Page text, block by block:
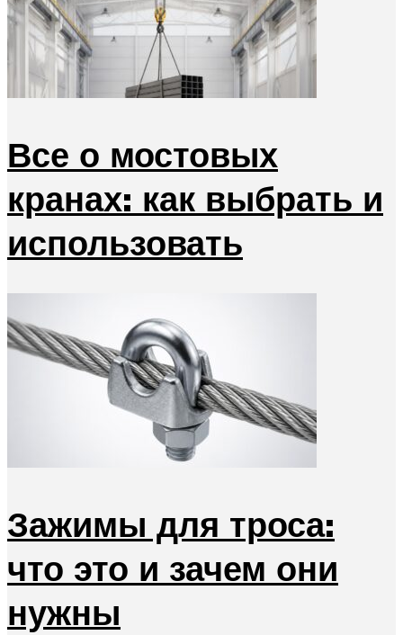
Все о мостовых
кранах: как выбрать и
использовать
Зажимы для троса:
что это и зачем они
нужны